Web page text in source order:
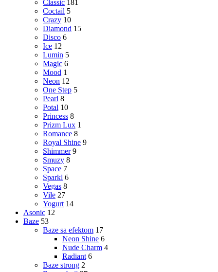
Classic 181
Coctail 5
Crazy 10
Diamond 15
Disco 6
Ice 12
Lumin 5
Magic 6
Mood 1
Neon 12
One Step 5
Pearl 8
Potal 10
Princess 8
Prizm Lux 1
Romance 8
Royal Shine 9
Shimmer 9
Smuzy 8
Space 7
Sparkl 6
Vegas 8
Vile 27
Yogurt 14
Asonic 12
Baze 53
Baze sa efektom 17
Neon Shine 6
Nude Charm 4
Radiant 6
Baze strong 2